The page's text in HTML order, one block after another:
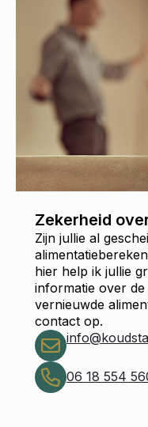
Zekerheid
Zijn jullie al
hier help ik jullie
informatie over
vernieuwde
contact op.
06 18 554